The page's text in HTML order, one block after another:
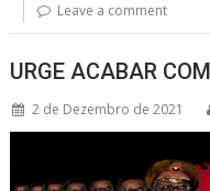
Leave a comment
URGE ACABAR
2 de Dezembro de 2021